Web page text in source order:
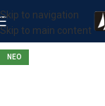
Skip to navigation
Skip to main content
ΝΕΟ